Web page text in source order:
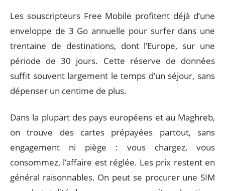
Les souscripteurs Free Mobile profitent déjà d’une
enveloppe de 3 Go annuelle pour surfer dans une
trentaine de destinations, dont l’Europe, sur une
période de 30 jours. Cette réserve de données
suffit souvent largement le temps d’un séjour, sans
dépenser un centime de plus.
Dans la plupart des pays européens et au Maghreb,
on trouve des cartes prépayées partout, sans
engagement ni piège : vous chargez, vous
consommez, l’affaire est réglée. Les prix restent en
général raisonnables. On peut se procurer une SIM